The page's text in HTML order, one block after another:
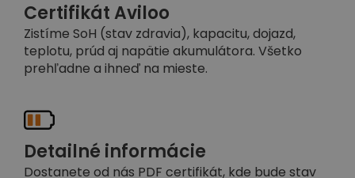
Certifikát Aviloo
Zistíme SoH (stav zdravia), kapacitu, dojazd,
teplotu, prúd aj napätie akumulátora. Všetko
prehľadne a ihneď na mieste.
Detailné informácie
Dostanete od nás PDF certifikát, kde bude stav